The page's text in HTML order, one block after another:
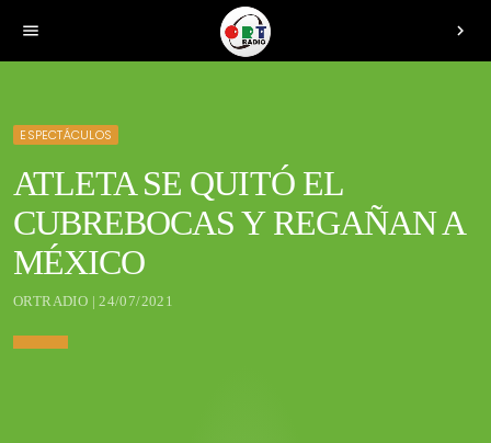
menu chevron_right
ESPECTÁCULOS
ATLETA SE QUITÓ EL
CUBREBOCAS Y REGAÑAN A
MÉXICO
ORTRADIO | 24/07/2021